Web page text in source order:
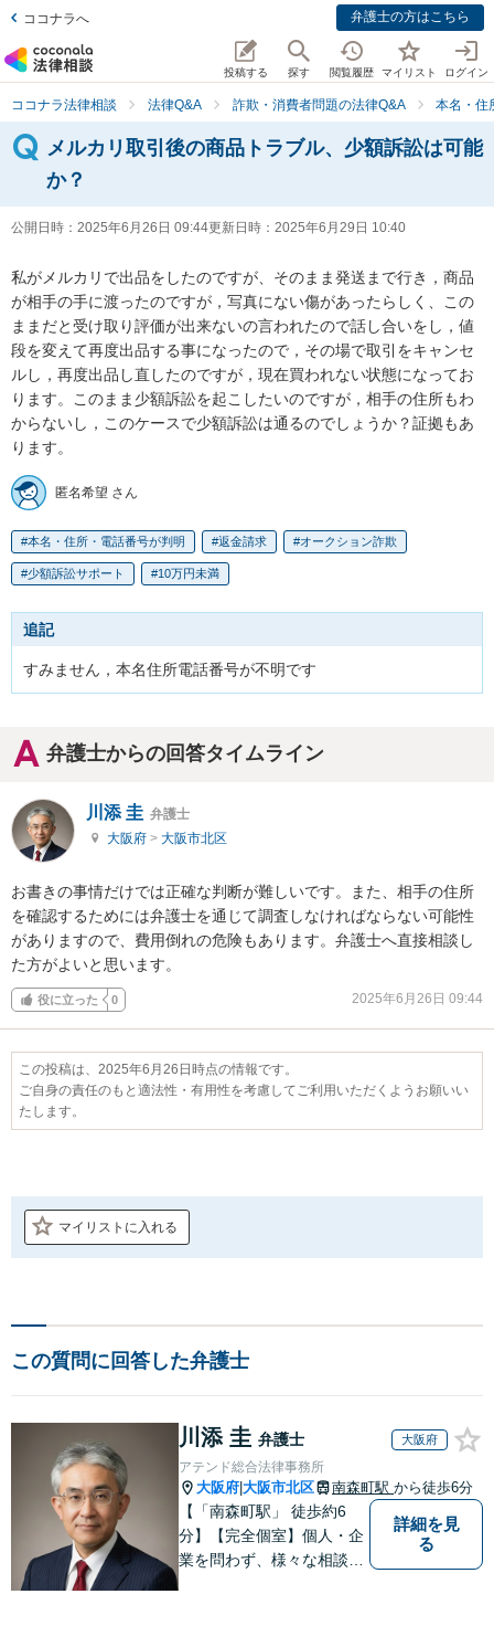
ココナラへ 弁護士の方はこちら
投稿する 探す 閲覧履歴 マイリスト ログイン
ココナラ法律相談 法律Q&A 詐欺・消費者問題の法律Q&A 本名・住
メルカリ取引後の商品トラブル、少額訴訟は可能
か？
公開日時： 2025年6月26日 09:44更新日時： 2025年6月29日 10:40
私がメルカリで出品をしたのですが、そのまま発送まで行き，商品
が相手の手に渡ったのですが，写真にない傷があったらしく、この
ままだと受け取り評価が出来ないの言われたので話し合いをし，値
段を変えて再度出品する事になったので，その場で取引をキャンセ
ルし，再度出品し直したのですが，現在買われない状態になってお
ります。このまま少額訴訟を起こしたいのですが，相手の住所もわ
からないし，このケースで少額訴訟は通るのでしょうか？証拠もあ
ります。
匿名希望 さん
本名・住所・電話番号が判明 返金請求 オークション詐欺
少額訴訟サポート 10万円未満
追記
すみません，本名住所電話番号が不明です
弁護士からの回答タイムライン
川添 圭 弁護士
大阪府 > 大阪市北区
お書きの事情だけでは正確な判断が難しいです。また、相手の住所
を確認するためには弁護士を通じて調査しなければならない可能性
がありますので、費用倒れの危険もあります。弁護士へ直接相談し
た方がよいと思います。
役に立った 0 2025年6月26日 09:44
この投稿は、2025年6月26日時点の情報です。
ご自身の責任のもと適法性・有用性を考慮してご利用いただくようお願いい
たします。
マイリストに入れる
この質問に回答した弁護士
川添 圭 弁護士 大阪府
アテンド総合法律事務所
大阪府 大阪市北区 南森町駅 から徒歩6分
【「南森町駅」 徒歩約6
分】【完全個室】個人・企
業を問わず、様々な相談を
詳細を見
る